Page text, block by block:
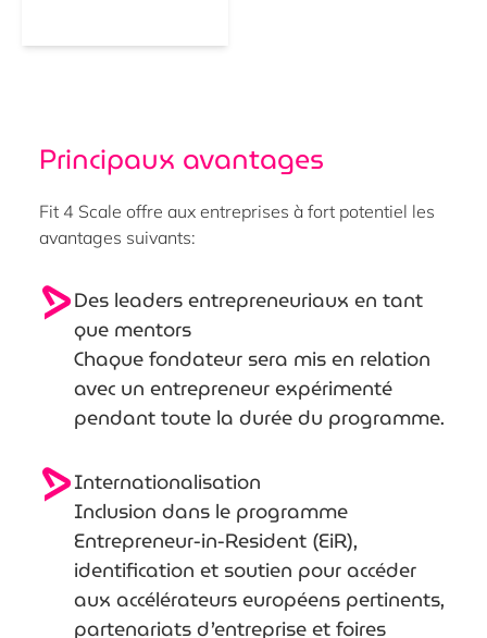
Principaux avantages
Fit 4 Scale offre aux entreprises à fort potentiel les
avantages suivants:
Des leaders entrepreneuriaux en tant
que mentors
Chaque fondateur sera mis en relation
avec un entrepreneur expérimenté
pendant toute la durée du programme.
Internationalisation
Inclusion dans le programme
Entrepreneur-in-Resident (EiR),
identification et soutien pour accéder
aux accélérateurs européens pertinents,
partenariats d’entreprise et foires